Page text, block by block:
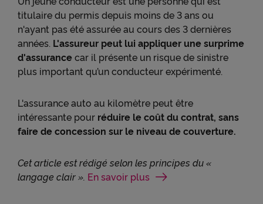
titulaire du permis depuis moins de 3 ans ou
n'ayant pas été assurée au cours des 3 dernières
années. L'assureur peut lui appliquer une surprime
d'assurancecar il présente un risque de sinistre
plus important qu’un conducteur expérimenté.
L'assurance auto au kilomètre peut être
intéressante pour réduire le coût du contrat, sans
faire de concession sur le niveau de couverture.
Cet article est rédigé selon les principes du «
langage clair ». En savoir plus